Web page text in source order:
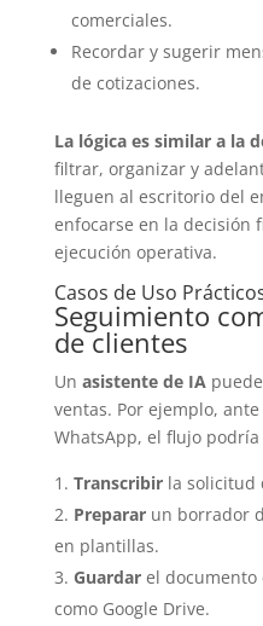
comerciales.
Recordar y sugerir
de cotizaciones.
La lógica es similar a la
filtrar, organizar y
lleguen al escritorio del
enfocarse en la decisión
ejecución operativa.
Casos de Uso
Seguimiento
de clientes
Un asistente de IA
ventas. Por ejemplo,
WhatsApp, el flujo podría
Transcribirla solicitud
Prepararun borrador
en plantillas.
Guardarel documento
como Google Drive.